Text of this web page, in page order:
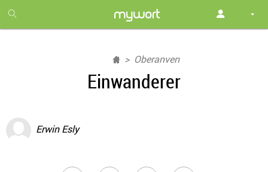
month
free
Oberanven
Einwanderer
Erwin Esly